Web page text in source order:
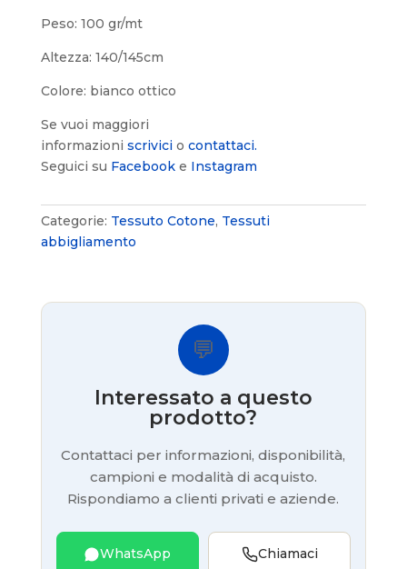
Peso: 100 gr/mt
Altezza: 140/145cm
Colore: bianco ottico
Se vuoi maggiori
informazioni scrivicio contattaci.
Seguici su Facebooke Instagram
Categorie: Tessuto Cotone, Tessuti
abbigliamento
💬
Interessato a questo
prodotto?
Contattaci per informazioni, disponibilità,
campioni e modalità di acquisto.
Rispondiamo a clienti privati e aziende.
WhatsApp Chiamaci